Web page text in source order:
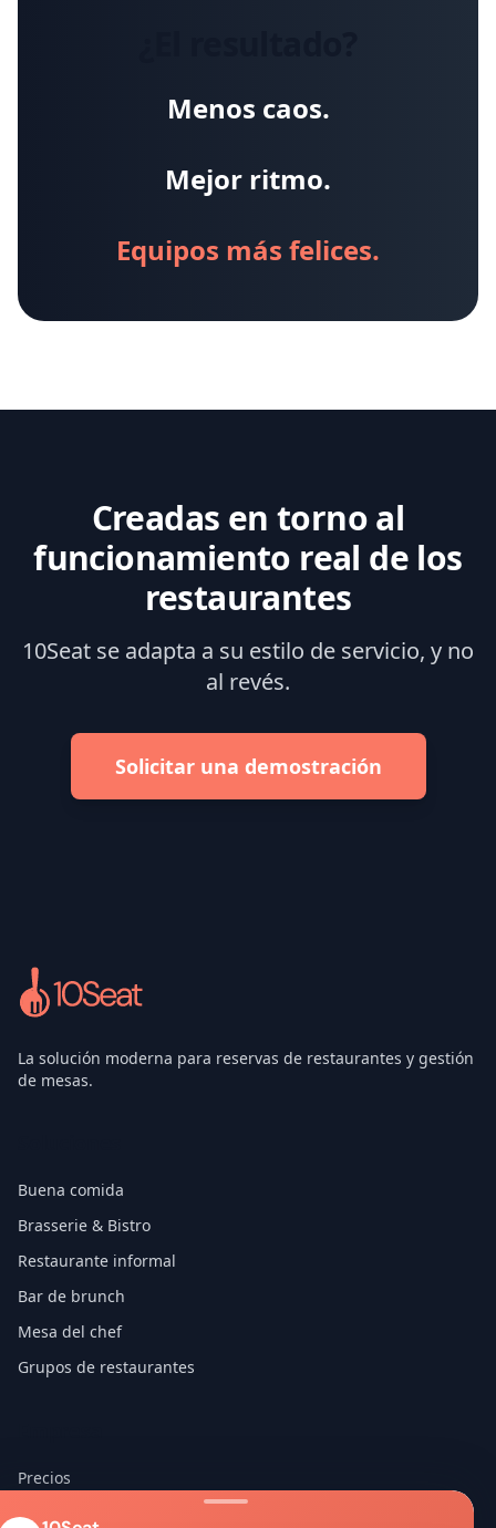
Menos caos.
Mejor ritmo.
Equipos más felices.
Creadas en torno al
funcionamiento real de los
restaurantes
10Seat se adapta a su estilo de servicio, y no
al revés.
Solicitar una demostración
La solución moderna para reservas de restaurantes y gestión
de mesas.
Buena comida
Brasserie & Bistro
Restaurante informal
Bar de brunch
Mesa del chef
Grupos de restaurantes
Precios
Acerca de